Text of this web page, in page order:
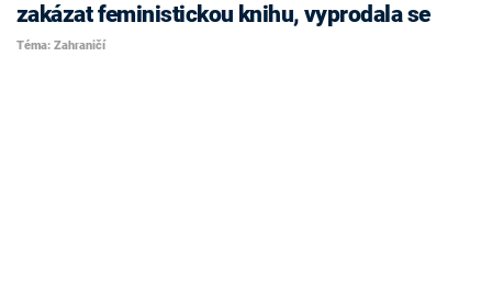
zakázat feministickou knihu, vyprodala se
Téma: Zahraničí